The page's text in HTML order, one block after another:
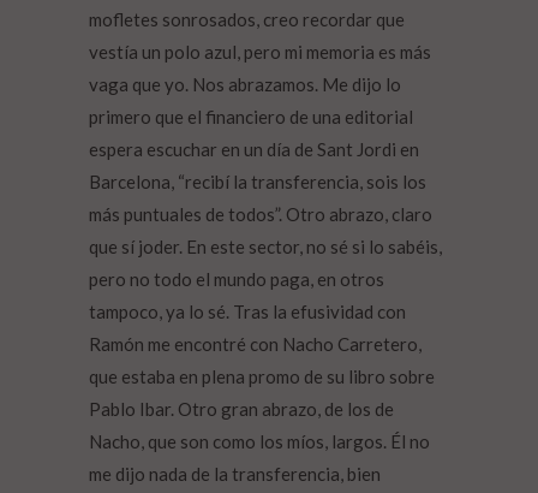
mofletes sonrosados, creo recordar que
vestía un polo azul, pero mi memoria es más
vaga que yo. Nos abrazamos. Me dijo lo
primero que el financiero de una editorial
espera escuchar en un día de Sant Jordi en
Barcelona, “recibí la transferencia, sois los
más puntuales de todos”. Otro abrazo, claro
que sí joder. En este sector, no sé si lo sabéis,
pero no todo el mundo paga, en otros
tampoco, ya lo sé. Tras la efusividad con
Ramón me encontré con Nacho Carretero,
que estaba en plena promo de su libro sobre
Pablo Ibar. Otro gran abrazo, de los de
Nacho, que son como los míos, largos. Él no
me dijo nada de la transferencia, bien